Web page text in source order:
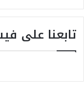
تابعنا على